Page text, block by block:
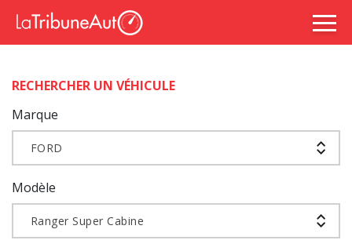
RECHERCHER UN VÉHICULE
Marque
FORD
Modèle
Ranger Super Cabine